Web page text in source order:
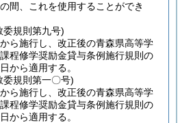
間、これを使用することができ
委規則第九号)
ら施行し、改正後の青森県高等学
程修学奨励金貸与条例施行規則の
から適用する。
委規則第一〇号)
ら施行し、改正後の青森県高等学
程修学奨励金貸与条例施行規則の
から適用する。